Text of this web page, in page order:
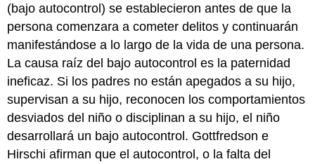
(bajo autocontrol) se establecieron antes de que la
persona comenzara a cometer delitos y continuarán
manifestándose a lo largo de la vida de una persona.
La causa raíz del bajo autocontrol es la paternidad
ineficaz. Si los padres no están apegados a su hijo,
supervisan a su hijo, reconocen los comportamientos
desviados del niño o disciplinan a su hijo, el niño
desarrollará un bajo autocontrol. Gottfredson e
Hirschi afirman que el autocontrol, o la falta del